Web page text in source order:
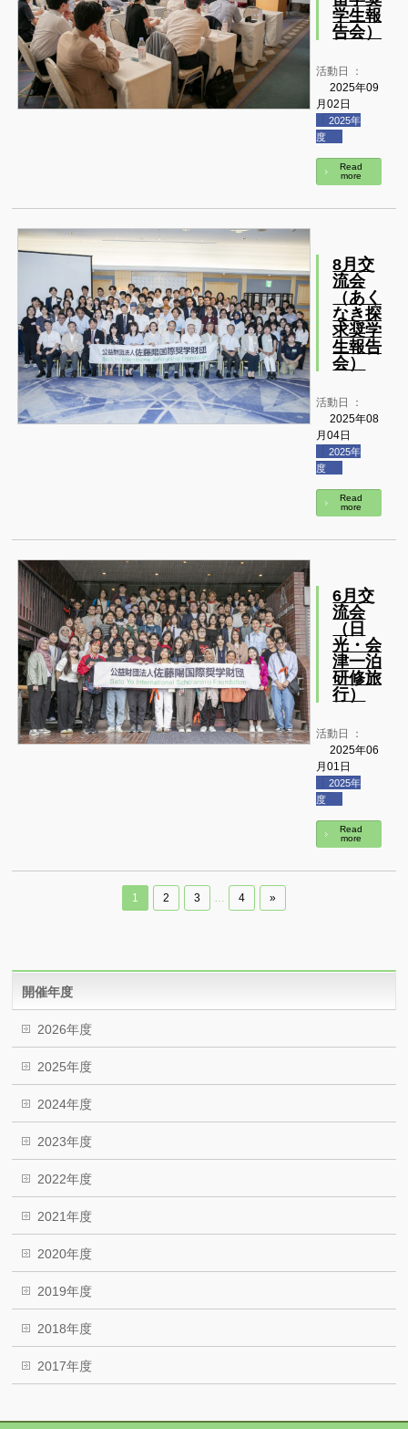
学生報
告会）
活動日 ：
2025年09
月02日
2025年
度
Read
more
8月交
流会
（あく
なき探
求奨学
生報告
会）
活動日 ：
2025年08
月04日
2025年
度
Read
more
6月交
流会
（日
光・会
津一泊
研修旅
行）
活動日 ：
2025年06
月01日
2025年
度
Read
more
1 2 3 4 »
開催年度
2026年度
2025年度
2024年度
2023年度
2022年度
2021年度
2020年度
2019年度
2018年度
2017年度